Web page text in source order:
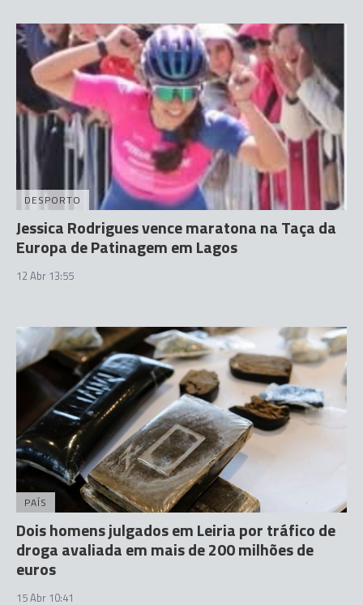
DESPORTO
Jessica Rodrigues vence maratona na Taça da
Europa de Patinagem em Lagos
12 Abr 13:55
PAÍS
Dois homens julgados em Leiria por tráfico de
droga avaliada em mais de 200 milhões de
euros
15 Abr 10:41